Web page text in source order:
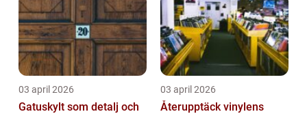
03 april 2026
Gatuskylt som detalj och
03 april 2026
Återupptäck vinylens